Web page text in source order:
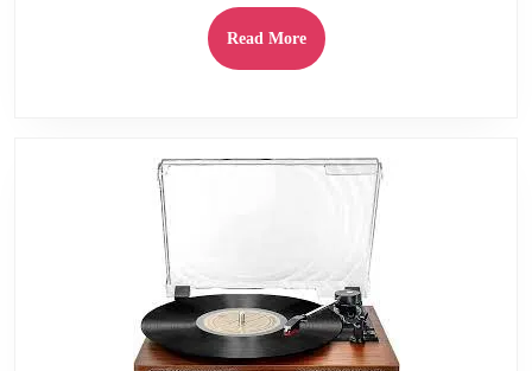
Read MoreRead
More